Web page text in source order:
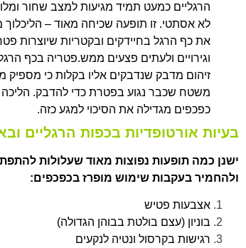
הרגליים כמעט תמיד מגיעות למצב שחור
לא אסתטי. זו תופעה שכיחה מאוד –
את כף הרגל בחיידקים ובקטריות שיוצרות
וגירויים ולעתים פצעים ממש.פטריה בכף
זיהום מדבק שנדבקים אליו בקלות כי מספיק
משטח שכבר נגוע בפטרת כדי להדבק.
כפכפים מגדילה את הסיכוי למגע כזה.
בעיות אורטופדיות בכפות הרגליים
ישנן כמה תופעות נפוצות מאוד שעלולות
ולהחמיר בעקבות שימוש מופרז בכפכפים:
אצבעות פטיש
בוניון (עצם בולטת בבוהן הגדולה)
רגישות בקרסול ונטיה לנקעים